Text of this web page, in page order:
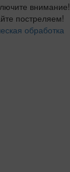
внимание!
постреляем!